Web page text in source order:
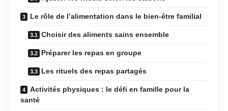
Le rôle de l’alimentation dans le bien-être familial
Choisir des aliments sains ensemble
Préparer les repas en groupe
Les rituels des repas partagés
Activités physiques : le défi en famille pour la
santé